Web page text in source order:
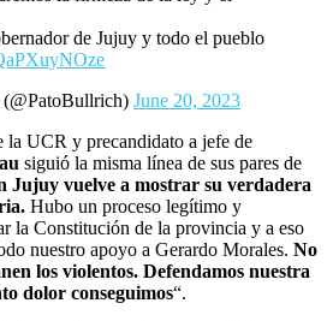
de Jujuy y todo el pueblo
June 20, 2023
la UCR y precandidato a jefe de
siguió la misma línea de sus pares de
Jujuy vuelve a mostrar su verdadera
Hubo un proceso legítimo y
la Constitución de la provincia y a eso
nuestro apoyo a Gerardo Morales. No
los violentos. Defendamos nuestra
dolor conseguimos“.